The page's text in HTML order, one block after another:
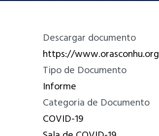
Descargar documento
https://
Tipo de Documento
Informe
Categoria de Documento
COVID-19